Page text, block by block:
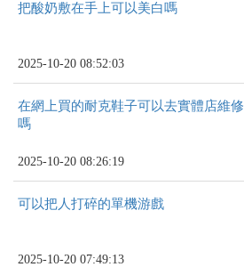
把酸奶敷在手上可以美白嗎
2025-10-20 08:52:03
在網上買的耐克鞋子可以去實體店維修
嗎
2025-10-20 08:26:19
可以把人打碎的單機游戲
2025-10-20 07:49:13